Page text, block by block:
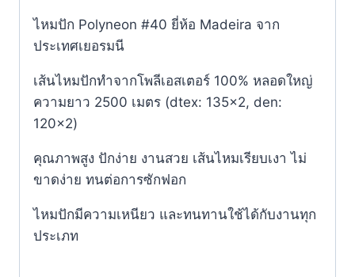
ไหมปัก Polyneon #40 ยี่ห้อ Madeira จาก
ประเทศเยอรมนี
เส้นไหมปักทำจากโพลีเอสเตอร์ 100% หลอดใหญ่
ความยาว 2500 เมตร (dtex: 135×2, den:
120×2)
คุณภาพสูง ปักง่าย งานสวย เส้นไหมเรียบเงา ไม่
ขาดง่าย ทนต่อการซักฟอก
ไหมปักมีความเหนียว และทนทานใช้ได้กับงานทุก
ประเภท